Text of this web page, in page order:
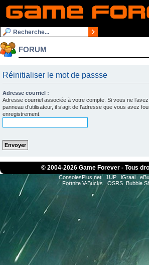
FORUM
Réinitialiser le mot de passse
Adresse courriel :
Adresse courriel associée à votre compte. Si vous ne
panneau d’utilisateur, il s’agit de l’adresse que vous avez
enregistrement.
© 2004-2026 Game Forever - Tous
ConsolesPlus.net 1UP iGraal
Fortnite V-Bucks
OSRS Bubble